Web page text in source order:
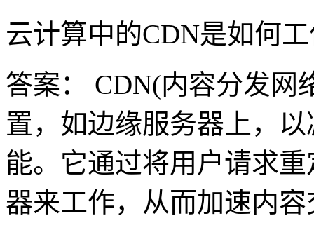
云计算中的CDN是如何
答案： CDN(内容分发网
置，如边缘服务器上，
能。它通过将用户请求
器来工作，从而加速内容